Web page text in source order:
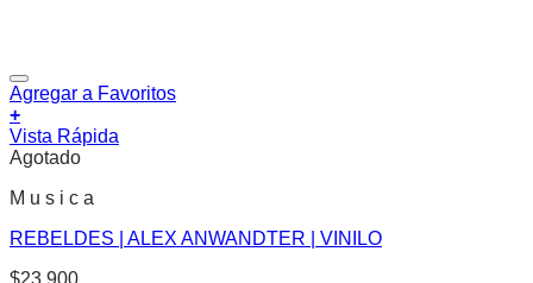
Agregar a Favoritos
+
Vista Rápida
Agotado
M u s i c a
REBELDES | ALEX ANWANDTER | VINILO